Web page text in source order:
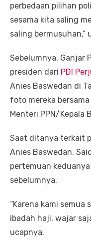
perbedaan pilihan
sesama kita saling
saling bermusuhan,”
Sebelumnya, Ganjar
presiden dari PDI
Anies Baswedan di
foto mereka
Menteri PPN/Kepala
Saat ditanya terkait
Anies Baswedan,
pertemuan
sebelumnya.
“Karena kami semua
ibadah haji, wajar
ucapnya.